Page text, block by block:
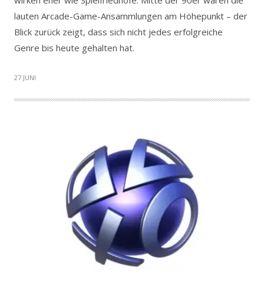
lauten Arcade-Game-Ansammlungen am Höhepunkt – der
Blick zurück zeigt, dass sich nicht jedes erfolgreiche
Genre bis heute gehalten hat.
27 JUNI